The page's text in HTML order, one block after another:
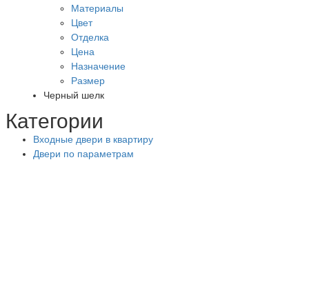
Материалы
Цвет
Отделка
Цена
Назначение
Размер
Черный шелк
Категории
Входные двери в квартиру
Двери по параметрам